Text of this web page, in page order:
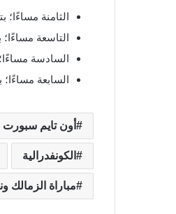
الثامنة
التاسعة
السادسة
السابعة
أون تايم سبورت
الكونفدرالية
مباراة الزمالك